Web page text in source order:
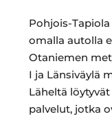
Pohjois-
omalla autolla
Otaniemen
I ja Länsiväylä
Läheltä
palvelut, jotka